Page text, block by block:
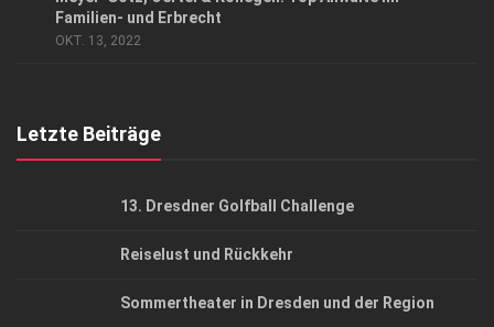
Familien- und Erbrecht
OKT. 13, 2022
Letzte Beiträge
13. Dresdner Golfball Challenge
Reiselust und Rückkehr
Sommertheater in Dresden und der Region